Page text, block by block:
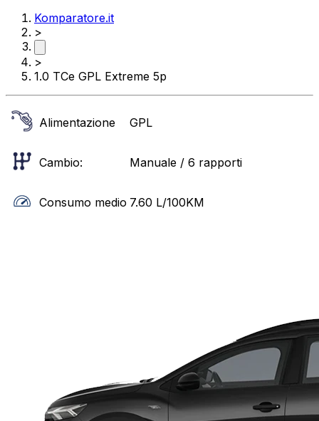
Komparatore.it
>
>
1.0 TCe GPL Extreme 5p
Alimentazione GPL
Cambio: Manuale / 6 rapporti
Consumo medio 7.60 L/100KM